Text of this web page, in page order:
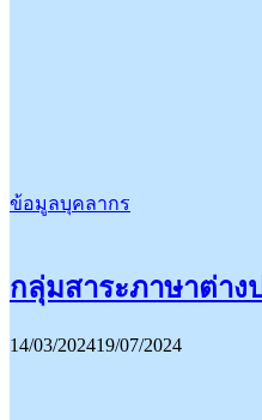
ข้อมูลบุคลากร
กลุ่มสาระภาษาต่าง
14/03/202419/07/2024